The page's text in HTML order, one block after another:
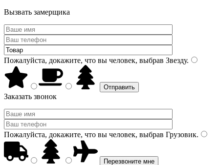
Вызвать замерщика
Пожалуйста, докажите, что вы человек, выбрав Звезду.
Заказать звонок
Пожалуйста, докажите, что вы человек, выбрав Грузовик.